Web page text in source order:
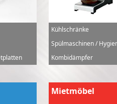
Kühlschränke
Spülmaschinen /
Kombidämpfer
Mietmöbel